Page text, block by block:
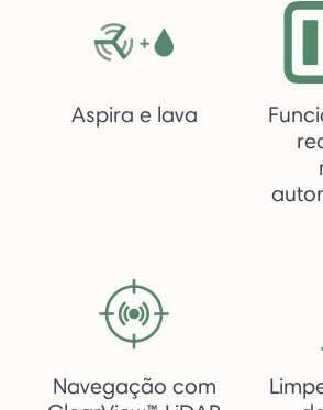
Aspira e lava
Navegação com